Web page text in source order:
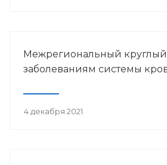
Межрегиональный круглый
заболеваниям системы
4 декабря 2021